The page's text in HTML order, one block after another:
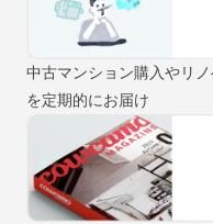
中古マンション購入やリ
を定期的にお届け